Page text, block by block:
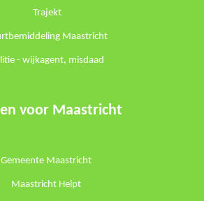
Trajekt
Maastricht
- wijkagent, misdaad
voor Maastricht
Gemeente Maastricht
Maastricht Helpt